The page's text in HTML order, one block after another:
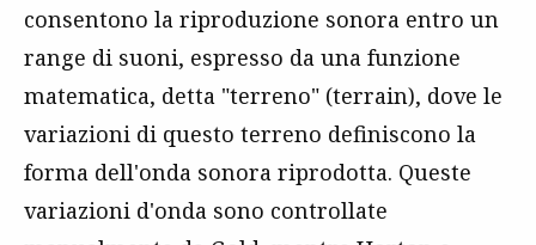
consentono la riproduzione sonora entro un
range di suoni, espresso da una funzione
matematica, detta "terreno" (terrain), dove le
variazioni di questo terreno definiscono la
forma dell'onda sonora riprodotta. Queste
variazioni d'onda sono controllate